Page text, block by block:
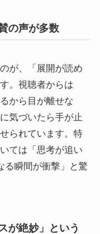
の声が多数
が、「展開が読め
。視聴者からは
から目が離せな
気づいたら手が止
られています。特
ては「思考が追い
る瞬間が衝撃」と驚
が絶妙」という